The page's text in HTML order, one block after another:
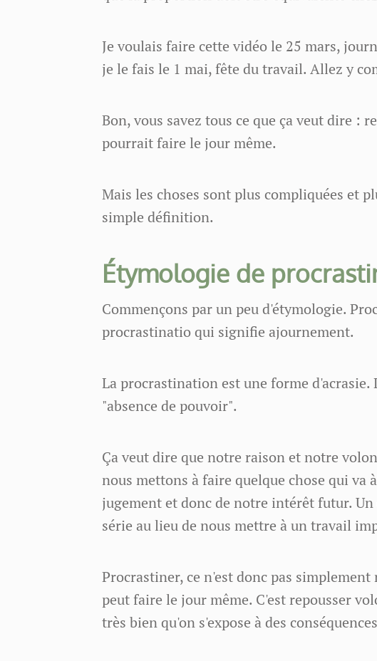
Je voulais faire cette vidéo le 25 mars,
je le fais le 1 mai, fête du travail. Allez y
Bon, vous savez tous ce que ça veut dire :
pourrait faire le jour même.
Mais les choses sont plus compliquées et
simple définition.
Étymologie de
Commençons par un peu d'étymologie.
procrastinatio qui signifie ajournement.
La procrastination est une forme
"absence de pouvoir".
Ça veut dire que notre raison et notre
nous mettons à faire quelque chose qui va
jugement et donc de notre intérêt futur. Un
série au lieu de nous mettre à un travail
Procrastiner, ce n'est donc pas
peut faire le jour même. C'est repousser
très bien qu'on s'expose à des